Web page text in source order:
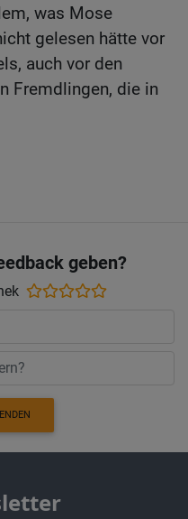
was Mose
gelesen hätte vor
auch vor den
Fremdlingen, die in
geben?